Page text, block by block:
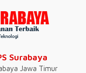
Surabaya
Jawa Timur